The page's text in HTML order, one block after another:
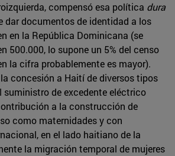
compensó esa política dura
dar documentos de identidad a los
en la República Dominicana (se
500.000, lo supone un 5% del censo
la cifra probablemente es mayor).
concesión a Haití de diversos tipos
suministro de excedente eléctrico
a la construcción de
como maternidades y con
en el lado haitiano de la
la migración temporal de mujeres